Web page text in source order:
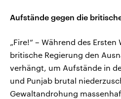
Aufstände gegen die
„Fire!“ – Während des
britische Regierung den
verhängt, um Aufstände in
und Punjab brutal
Gewaltandrohung